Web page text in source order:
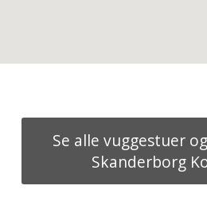
Se alle vuggestuer
Skanderborg